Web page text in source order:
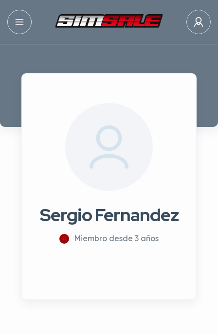
Sergio Fernandez
Miembro desde 3 años